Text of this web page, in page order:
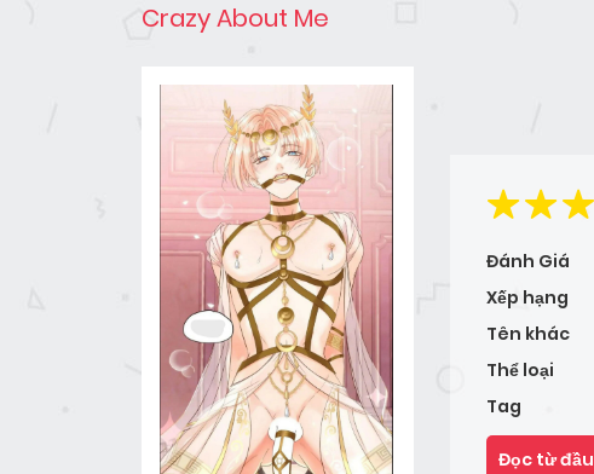
Crazy About Me
Đánh Giá
Xếp hạng
Tên khác
Thể loại
Tag
Đọc từ đầu